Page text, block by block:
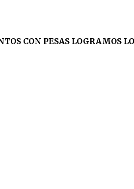
CON PESAS LOGRAMOS